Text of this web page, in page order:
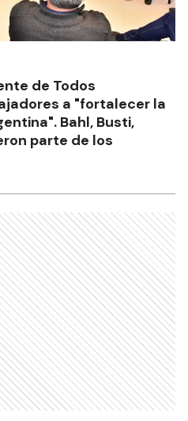
de Todos
a "fortalecer la
Bahl, Busti,
parte de los